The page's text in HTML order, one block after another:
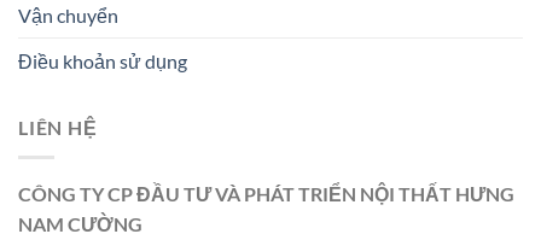
Vận chuyển
Điều khoản sử dụng
LIÊN HỆ
CÔNG TY CP ĐẦU TƯ VÀ PHÁT TRIỂN NỘI THẤT HƯNG
NAM CƯỜNG